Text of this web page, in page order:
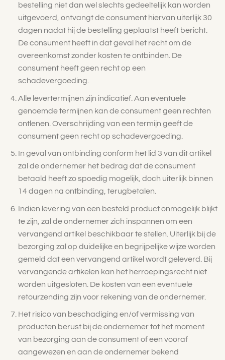
bestelling niet dan wel slechts gedeeltelijk kan worden
uitgevoerd, ontvangt de consument hiervan uiterlijk 30
dagen nadat hij de bestelling geplaatst heeft bericht.
De consument heeft in dat geval het recht om de
overeenkomst zonder kosten te ontbinden. De
consument heeft geen recht op een
schadevergoeding.
Alle levertermijnen zijn indicatief. Aan eventuele
genoemde termijnen kan de consument geen rechten
ontlenen. Overschrijding van een termijn geeft de
consument geen recht op schadevergoeding.
In geval van ontbinding conform het lid 3 van dit artikel
zal de ondernemer het bedrag dat de consument
betaald heeft zo spoedig mogelijk, doch uiterlijk binnen
14 dagen na ontbinding, terugbetalen.
Indien levering van een besteld product onmogelijk blijkt
te zijn, zal de ondernemer zich inspannen om een
vervangend artikel beschikbaar te stellen. Uiterlijk bij de
bezorging zal op duidelijke en begrijpelijke wijze worden
gemeld dat een vervangend artikel wordt geleverd. Bij
vervangende artikelen kan het herroepingsrecht niet
worden uitgesloten. De kosten van een eventuele
retourzending zijn voor rekening van de ondernemer.
Het risico van beschadiging en/of vermissing van
producten berust bij de ondernemer tot het moment
van bezorging aan de consument of een vooraf
aangewezen en aan de ondernemer bekend